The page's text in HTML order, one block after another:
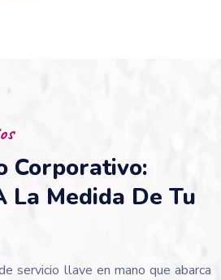
Corporativo:
La Medida De Tu
servicio llave en mano que abarca